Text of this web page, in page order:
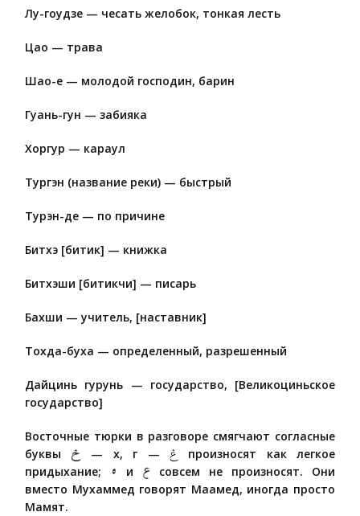
Лу-гоудзе — чесать желобок, тонкая лесть
Цао — трава
Шао-е — молодой господин, барин
Гуань-гун — забияка
Хоргур — караул
Тургэн (название реки) — быстрый
Турэн-де — по причине
Битхэ [битик] — книжка
Битхэши [битикчи] — писарь
Бахши — учитель, [наставник]
Тохда-буха — определенный, разрешенный
Дайцинь гурунь — государство, [Великоциньское
государство]
Восточные тюрки в разговоре смягчают согласные
буквы
— х, г —
произносят как легкое
придыхание;
и
совсем не произносят. Они
вместо Мухаммед говорят Маамед, иногда просто
Мамят.